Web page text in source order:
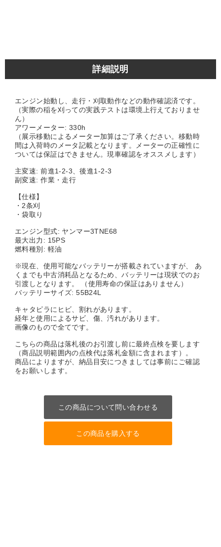
詳細説明
エンジン始動し、走行・刈取動作などの動作確認済です。
（実際の稲を刈っての実践テストは環境上行えておりませ
ん）
アワーメーター: 330h
（展示移動によるメーター加算はご了承ください。移動時
間は入荷時のメータ記載となります。メーターの正確性に
ついては保証はできません。現車確認をオススメします）
主変速: 前進1-2-3、後進1-2-3
副変速: 作業・走行
【仕様】
・2条刈
・袋取り
エンジン型式: ヤンマー3TNE68
最大出力: 15PS
燃料種別: 軽油
※現在、使用可能なバッテリーが搭載されていますが、 あ
くまでも中古消耗品となるため、バッテリーは現状でのお
引渡しとなります。 （使用寿命の保証はありません）
バッテリーサイズ: 55B24L
キャタピラにヒビ、割れがあります。
経年と使用によるサビ、傷、汚れがあります。
画像のもので全てです。
こちらの商品は落札後のお引渡し前に最終点検を要します
（商品説明範囲内の点検代は落札金額に含まれます）。
商品によりますが、納品目安につきましては事前にご確認
をお願いします。
この商品について問い合わせる
この商品を購入する